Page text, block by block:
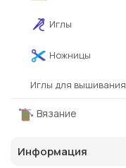
Иглы
Ножницы
Иглы для вышивания
Вязание
Информация